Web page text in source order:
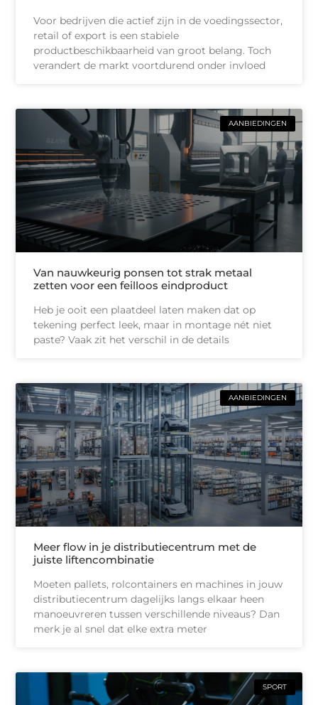
Voor bedrijven die actief zijn in de voedingssector,
retail of export is een stabiele
productbeschikbaarheid van groot belang. Toch
verandert de markt voortdurend onder invloed
AANBIEDINGEN
Van nauwkeurig ponsen tot strak metaal
zetten voor een feilloos eindproduct
Heb je ooit een plaatdeel laten maken dat op
tekening perfect leek, maar in montage nét niet
paste? Vaak zit het verschil in de details
AANBIEDINGEN
Meer flow in je distributiecentrum met de
juiste liftencombinatie
Moeten pallets, rolcontainers en machines in jouw
distributiecentrum dagelijks langs elkaar heen
manoeuvreren tussen verschillende niveaus? Dan
merk je al snel dat elke extra meter
SPORT